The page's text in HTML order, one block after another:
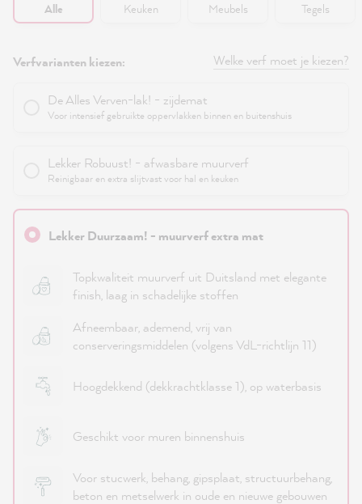
Alle Keuken Meubels Tegels
Verfvarianten kiezen: Welke verf moet je kiezen?
De Alles Verven-lak! - zijdemat
Voor intensief gebruikte oppervlakken binnen en buitenshuis
Lekker Robuust! - afwasbare muurverf
Reinigbaar en extra slijtvast voor hal en keuken
Lekker Duurzaam! - muurverf extra mat
Topkwaliteit muurverf uit Duitsland met elegante
finish, laag in schadelijke stoffen
Afneembaar, ademend, vrij van
conserveringsmiddelen (volgens VdL-richtlijn 11)
Hoogdekkend (dekkrachtklasse 1), op waterbasis
Geschikt voor muren binnenshuis
Voor stucwerk, behang, gipsplaat, structuurbehang,
beton en metselwerk in oude en nieuwe gebouwen